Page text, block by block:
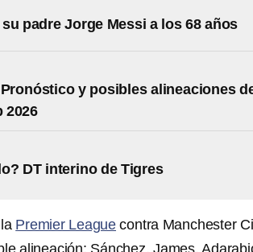
padre Jorge Messi a los 68 años
y posibles alineaciones
2026
DT interino de Tigres
Premier League contra Manchester
alineación: Sánchez, James,